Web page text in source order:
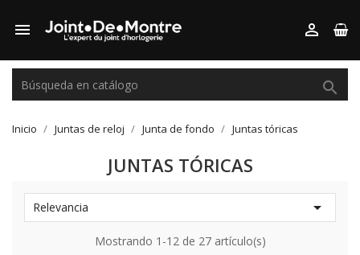
 

Inicio Juntas de reloj Junta de fondo Juntas tóricas
JUNTAS TÓRICAS
Relevancia 
Mostrando 1-12 de 27 artículo(s)